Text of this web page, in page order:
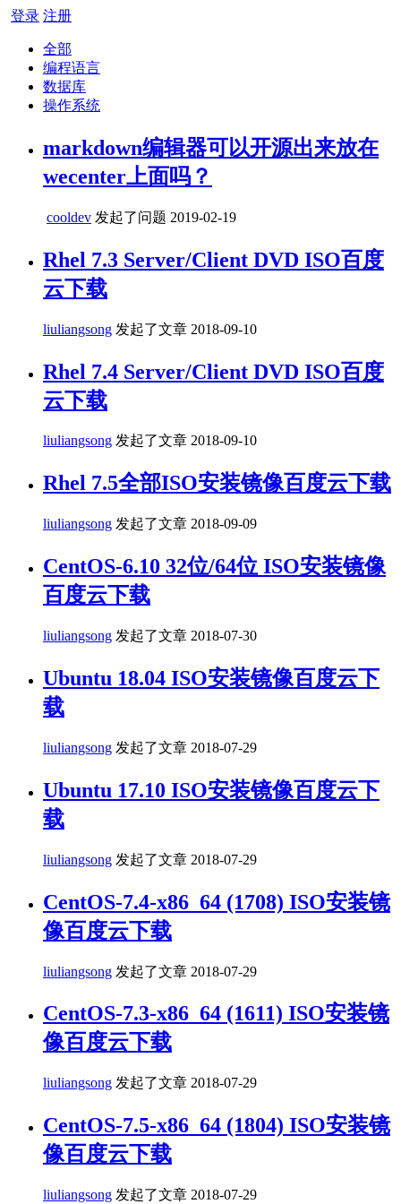
登录 注册
全部
编程语言
数据库
操作系统
markdown编辑器可以开源出来放在
wecenter上面吗？
cooldev 发起了问题 2019-02-19
Rhel 7.3 Server/Client DVD ISO百度
云下载
liuliangsong 发起了文章 2018-09-10
Rhel 7.4 Server/Client DVD ISO百度
云下载
liuliangsong 发起了文章 2018-09-10
Rhel 7.5全部ISO安装镜像百度云下载
liuliangsong 发起了文章 2018-09-09
CentOS-6.10 32位/64位 ISO安装镜像
百度云下载
liuliangsong 发起了文章 2018-07-30
Ubuntu 18.04 ISO安装镜像百度云下
载
liuliangsong 发起了文章 2018-07-29
Ubuntu 17.10 ISO安装镜像百度云下
载
liuliangsong 发起了文章 2018-07-29
CentOS-7.4-x86_64 (1708) ISO安装镜
像百度云下载
liuliangsong 发起了文章 2018-07-29
CentOS-7.3-x86_64 (1611) ISO安装镜
像百度云下载
liuliangsong 发起了文章 2018-07-29
CentOS-7.5-x86_64 (1804) ISO安装镜
像百度云下载
liuliangsong 发起了文章 2018-07-29